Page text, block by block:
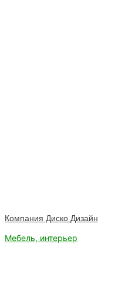
Компания Диско Дизайн
Мебель, интерьер